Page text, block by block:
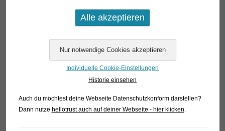
Centromochlus heckelii
Individuelle Cookie-Einstellungen
Historie einsehen
Auch du möchtest deine Webseite Datenschutzkonform darstellen?
Dann nutze hellotrust auch auf deiner Webseite - hier klicken